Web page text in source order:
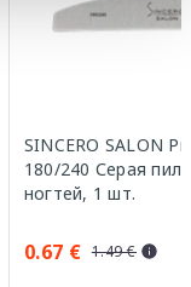
SINCERO SALON
180/240 Серая
ногтей, 1 шт.
0.67 € 1.49 €